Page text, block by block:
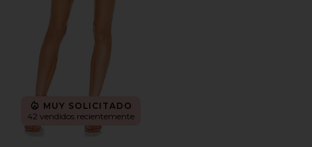
MUY SOLICITADO
42 vendidos recientemente